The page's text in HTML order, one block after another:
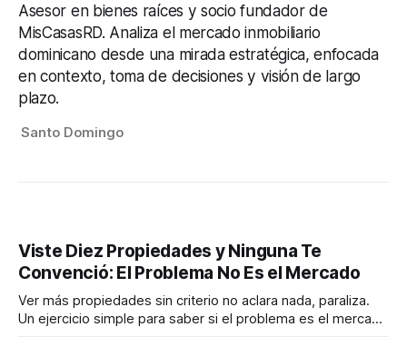
Asesor en bienes raíces y socio fundador de
MisCasasRD. Analiza el mercado inmobiliario
dominicano desde una mirada estratégica, enfocada
en contexto, toma de decisiones y visión de largo
plazo.
Santo Domingo
Viste Diez Propiedades y Ninguna Te
Convenció: El Problema No Es el Mercado
Ver más propiedades sin criterio no aclara nada, paraliza.
Un ejercicio simple para saber si el problema es el mercado